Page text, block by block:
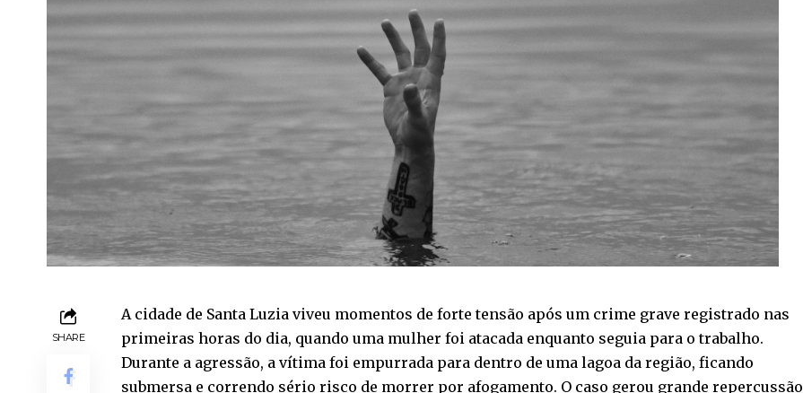
SHARE
A cidade de Santa Luzia viveu momentos de forte tensão após um crime grave registrado nas
primeiras horas do dia, quando uma mulher foi atacada enquanto seguia para o trabalho.
Durante a agressão, a vítima foi empurrada para dentro de uma lagoa da região, ficando
submersa e correndo sério risco de morrer por afogamento. O caso gerou grande repercussão